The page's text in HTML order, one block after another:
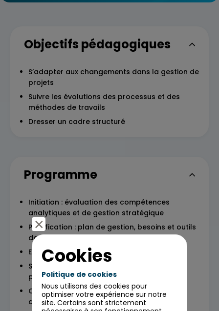
Objectifs pédagogiques
S’adapter aux changements dans la gestion de
projets
Suivre les évolutions des processus et des
méthodes de travails
Dresser un cadre structuré
Programme
Initiation : évaluation des compétences
analytiques et de gestion stratégique
Planification : plan de gestion, besoins et outils
de communication
Exécution : évaluation des compétences
Surveillance & contrôle : évaluation de la
performance et de la capacité de recul
Clôture : évaluation des commentaires et
amélioration de la satisfaction des parties
Cookies
Politique de cookies
Nous utilisons des cookies pour
optimiser votre expérience sur notre
site. Certains sont strictement